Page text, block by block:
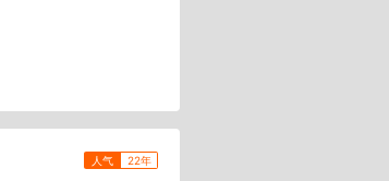
人气 22年